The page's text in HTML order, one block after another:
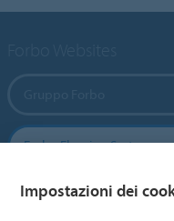
Forbo Flooring Systems
Forbo Movement Systems
Impostazioni dei